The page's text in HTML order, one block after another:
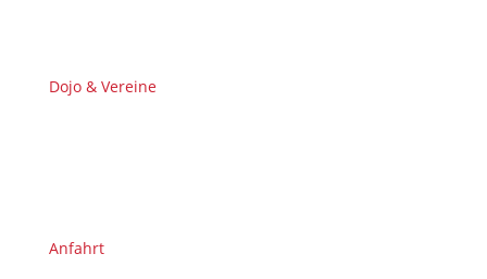
Dojo & Vereine
Anfahrt